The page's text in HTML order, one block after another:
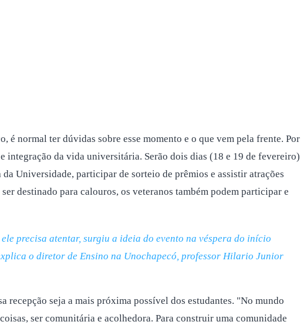
é normal ter dúvidas sobre esse momento e o que vem pela frente. Por
integração da vida universitária. Serão dois dias (18 e 19 de fevereiro)
Universidade, participar de sorteio de prêmios e assistir atrações
ser destinado para calouros, os veteranos também podem participar e
precisa atentar, surgiu a ideia do evento na véspera do início
o diretor de Ensino na Unochapecó, professor Hilario Junior
recepção seja a mais próxima possível dos estudantes. "No mundo
ser comunitária e acolhedora. Para construir uma comunidade